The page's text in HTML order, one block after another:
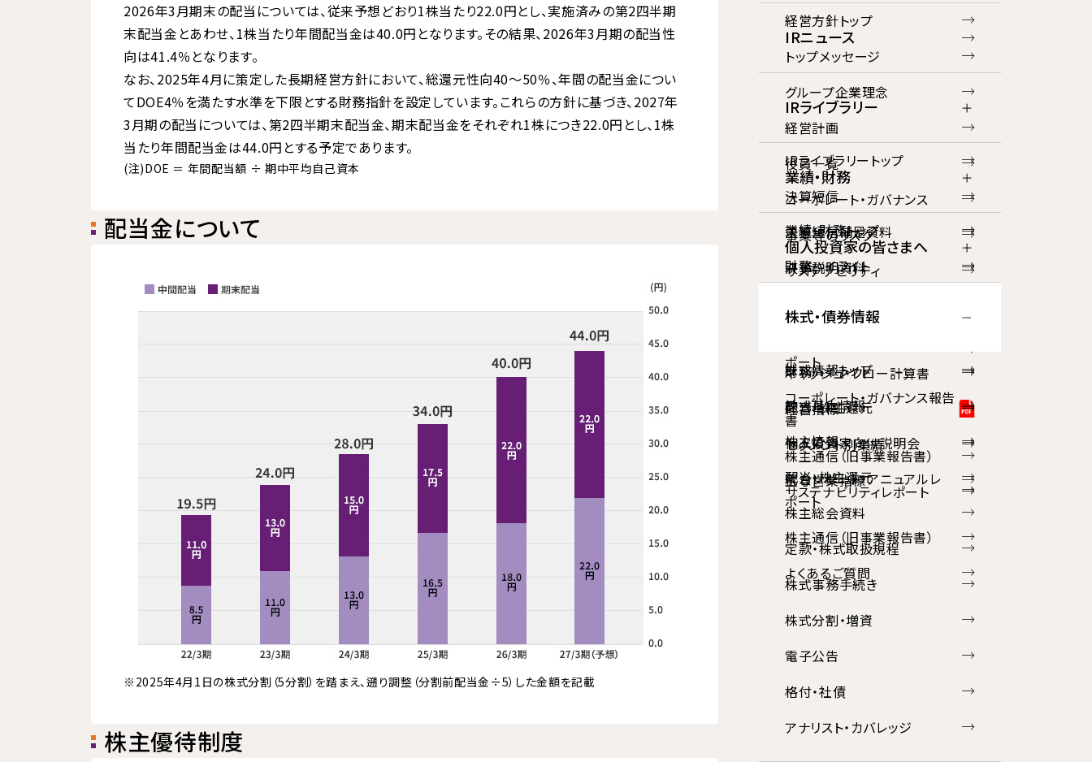
2026年3月期末の配当については、従来予想どおり1株当たり22.0円とし、実施済みの第2四半期
末配当金とあわせ、1株当たり年間配当金は40.0円となります。その結果、2026年3月期の配当性
向は41.4％となります。
なお、2025年4月に策定した長期経営方針において、総還元性向40～50％、年間の配当金につい
てDOE4％を満たす水準を下限とする財務指針を設定しています。これらの方針に基づき、2027年
3月期の配当については、第2四半期末配当金、期末配当金をそれぞれ1株につき22.0円とし、1株
当たり年間配当金は44.0円とする予定であります。
(注)DOE ＝ 年間配当額 ÷ 期中平均自己資本
配当金について
※2025年4月1日の株式分割（5分割）を踏まえ、遡り調整（分割前配当金÷5）した金額を記載
株主優待制度
経営方針トップ
トップメッセージ
グループ企業理念
経営計画
役員一覧
コーポレート・ガバナンス
事業等のリスク
サステナビリティ
IRポリシー
IRニュース
IRライブラリー
IRライブラリートップ
決算短信
決算短信補足資料
決算説明資料
ポート
コーポレート・ガバナンス報告
書
株主通信（旧事業報告書）
サステナビリティレポート
業績・財務
業績・財務トップ
財務ハイライト
キャッシュ・フロー計算書
経営指標
セグメント別業績
主な営業指標
個人投資家の皆さまへ
財務ハイライト
配当・株主還元
個人投資家向け説明会
統合レポート・アニュアルレ
ポート
株主通信（旧事業報告書）
よくあるご質問
株式・債券情報
株式情報トップ
株式基本情報
株主情報
配当・株主還元
株主総会資料
定款・株式取扱規程
株式事務手続き
株式分割・増資
電子公告
格付・社債
アナリスト・カバレッジ